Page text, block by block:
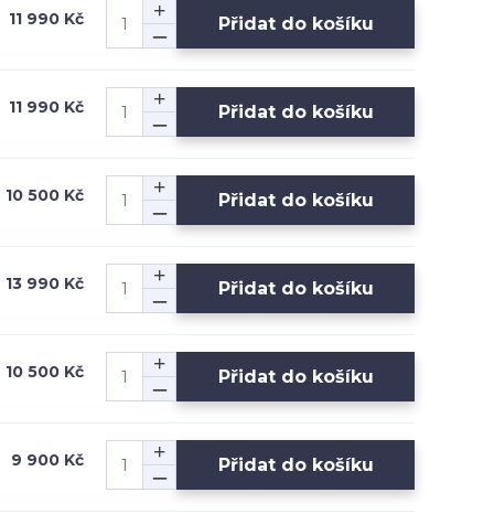
11 990 Kč Přidat do košíku
11 990 Kč Přidat do košíku
10 500 Kč Přidat do košíku
13 990 Kč Přidat do košíku
10 500 Kč Přidat do košíku
9 900 Kč Přidat do košíku